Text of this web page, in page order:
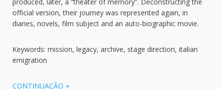
official version, their journey was represented again, in
diaries, novels, film subject and an auto-biographic movie.
Keywords: mission, legacy, archive, stage direction, italian
emigration
CONTINUAÇÃO